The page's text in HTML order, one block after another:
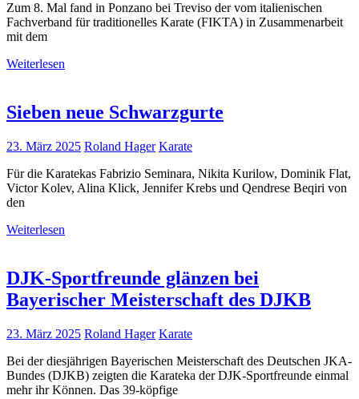
Zum 8. Mal fand in Ponzano bei Treviso der vom italienischen
Fachverband für traditionelles Karate (FIKTA) in Zusammenarbeit
mit dem
Weiterlesen
Sieben neue Schwarzgurte
23. März 2025 Roland Hager Karate
Für die Karatekas Fabrizio Seminara, Nikita Kurilow, Dominik Flat,
Victor Kolev, Alina Klick, Jennifer Krebs und Qendrese Beqiri von
den
Weiterlesen
DJK-Sportfreunde glänzen bei
Bayerischer Meisterschaft des DJKB
23. März 2025 Roland Hager Karate
Bei der diesjährigen Bayerischen Meisterschaft des Deutschen JKA-
Bundes (DJKB) zeigten die Karateka der DJK-Sportfreunde einmal
mehr ihr Können. Das 39-köpfige